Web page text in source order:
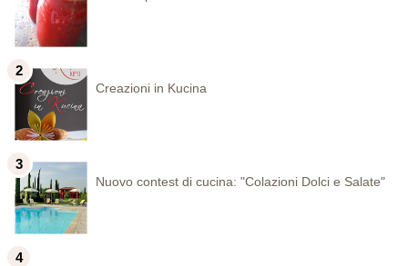
Creazioni in Kucina
Nuovo contest di cucina: "Colazioni Dolci e Salate"